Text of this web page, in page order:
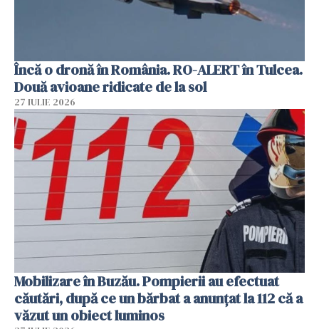
Încă o dronă în România. RO-ALERT în Tulcea.
Două avioane ridicate de la sol
27 IULIE 2026
Mobilizare în Buzău. Pompierii au efectuat
căutări, după ce un bărbat a anunțat la 112 că a
văzut un obiect luminos